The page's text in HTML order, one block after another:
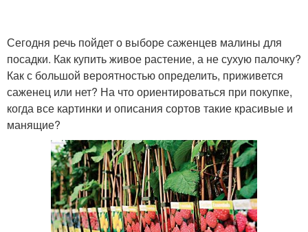
Сегодня речь пойдет о выборе саженцев малины для
посадки. Как купить живое растение, а не сухую палочку?
Как с большой вероятностью определить, приживется
саженец или нет? На что ориентироваться при покупке,
когда все картинки и описания сортов такие красивые и
манящие?